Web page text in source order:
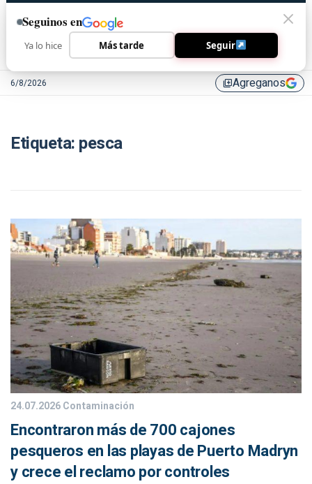
6/8/2026 library_addAgreganos
Etiqueta: pesca
24.07.2026Contaminación
Encontraron más de 700 cajones
pesqueros en las playas de Puerto Madryn
y crece el reclamo por controles
Seguinos en
Ya lo hice Más tarde Seguir